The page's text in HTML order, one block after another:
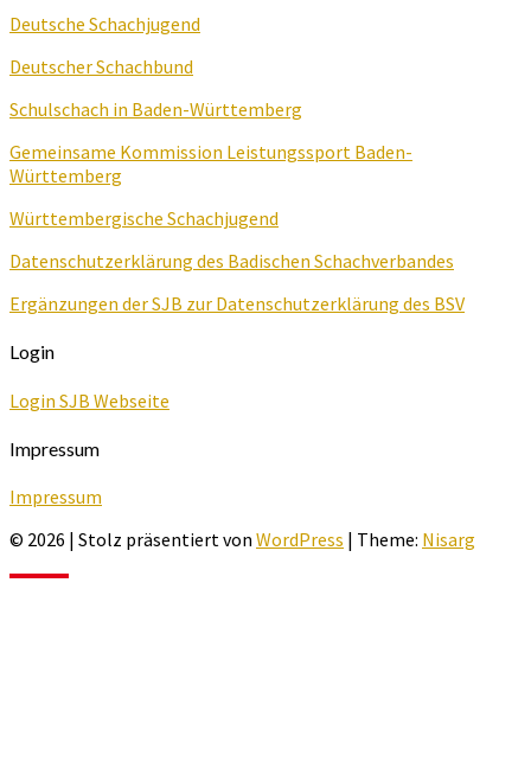
Deutsche Schachjugend
Deutscher Schachbund
Schulschach in Baden-Württemberg
Gemeinsame Kommission Leistungssport Baden-
Württemberg
Württembergische Schachjugend
Datenschutzerklärung des Badischen Schachverbandes
Ergänzungen der SJB zur Datenschutzerklärung des BSV
Login
Login SJB Webseite
Impressum
Impressum
© 2026 | Stolz präsentiert von WordPress | Theme: Nisarg